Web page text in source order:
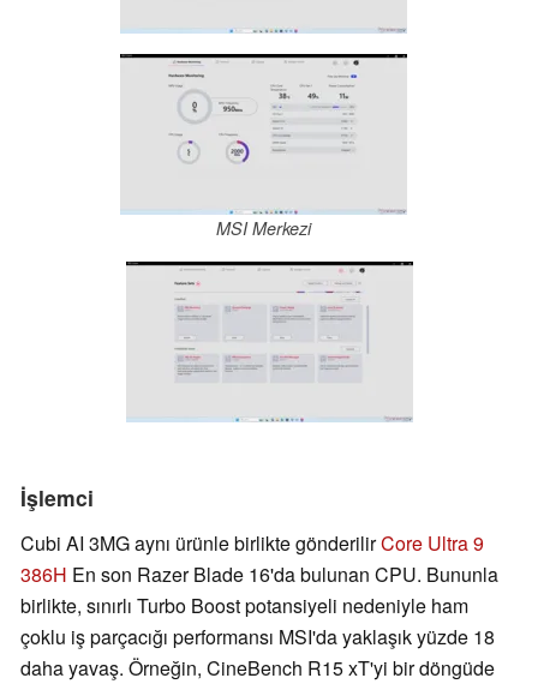
MSI Merkezi
İşlemci
Cubi AI 3MG aynı ürünle birlikte gönderilirCore Ultra 9
386H En son Razer Blade 16'da bulunan CPU. Bununla
birlikte, sınırlı Turbo Boost potansiyeli nedeniyle ham
çoklu iş parçacığı performansı MSI'da yaklaşık yüzde 18
daha yavaş. Örneğin, CineBench R15 xT'yi bir döngüde